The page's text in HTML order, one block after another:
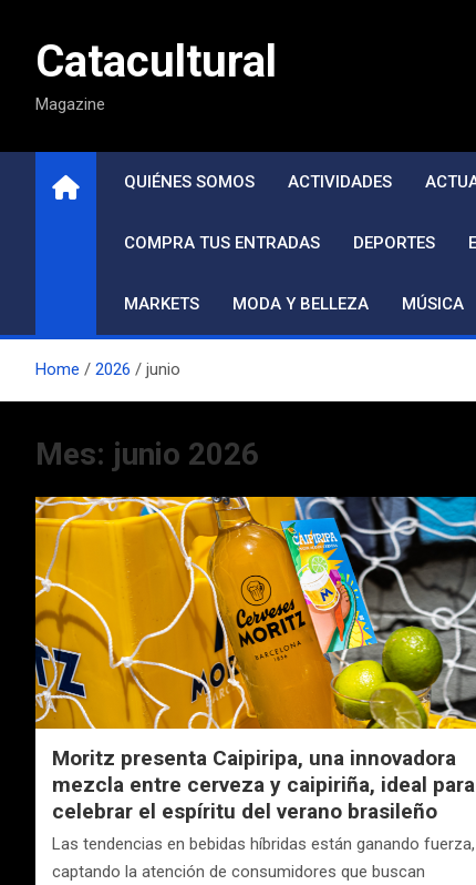
contenidoCatacultural
Magazine
QUIÉNES SOMOS ACTIVIDADES
COMPRA TUS ENTRADAS DEPORTES
MARKETS MODA Y BELLEZA MÚSICA
Home 2026 junio
Mes: junio 2026
Moritz presenta Caipiripa, una innovadora
mezcla entre cerveza y caipiriña, ideal para
celebrar el espíritu del verano brasileño
Las tendencias en bebidas híbridas están ganando fuerza,
captando la atención de consumidores que buscan